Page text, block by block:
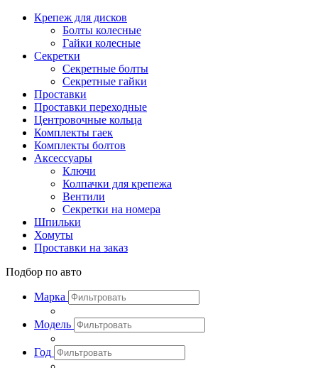
Крепеж для дисков
Болты колесные
Гайки колесные
Секретки
Секретные болты
Секретные гайки
Проставки
Проставки переходные
Центровочные кольца
Комплекты гаек
Комплекты болтов
Аксессуары
Ключи
Колпачки для крепежа
Вентили
Секретки на номера
Шпильки
Хомуты
Проставки на заказ
Подбор по авто
Марка
Модель
Год